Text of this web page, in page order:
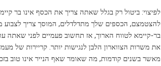
לפיצוי: ביטול רק בגלל שאתה צריך את הכסף אינו בר
בר-קיימא לטווח הארוך, אז תחשוב פעמיים לפני שאתה
את משרות הצווארון הלבן לנגישות יותר. קריירות של
מאשר בשנים קודמות, מה שאומר שאף הנייר אינו טוב